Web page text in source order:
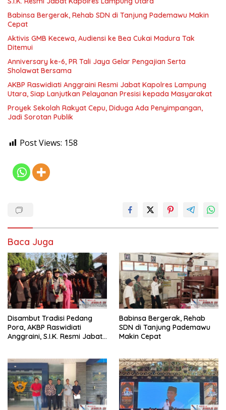
Babinsa Bergerak, Rehab SDN di Tanjung Pademawu Makin
Cepat
Aktivis GMB Kecewa, Audiensi ke Bea Cukai Madura Tak
Ditemui
Anniversary ke-6, PR Tali Jaya Gelar Pengajian Serta
Sholawat Bersama
AKBP Raswidiati Anggraini Resmi Jabat Kapolres Lampung
Utara, Siap Lanjutkan Pelayanan Presisi kepada Masyarakat
Proyek Sekolah Rakyat Cepu, Diduga Ada Penyimpangan,
Jadi Sorotan Publik
Post Views: 158
Baca Juga
Disambut Tradisi Pedang
Pora, AKBP Raswidiati
Anggraini, S.I.K. Resmi Jabat
Babinsa Bergerak, Rehab
SDN di Tanjung Pademawu
Makin Cepat